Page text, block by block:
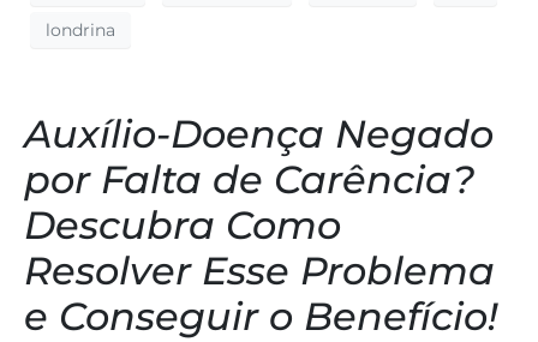
londrina
Auxílio-Doença Negado
por Falta de Carência?
Descubra Como
Resolver Esse Problema
e Conseguir o Benefício!